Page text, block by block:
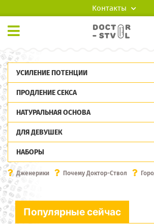
Контакты
УСИЛЕНИЕ ПОТЕНЦИИ
ПРОДЛЕНИЕ СЕКСА
НАТУРАЛЬНАЯ ОСНОВА
ДЛЯ ДЕВУШЕК
НАБОРЫ
Дженерики Почему Доктор-Ствол
Популярные сейчас